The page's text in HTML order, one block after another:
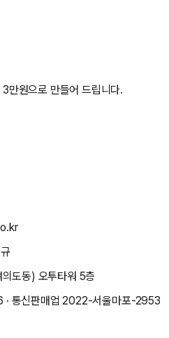
만원으로 만들어 드립니다.
도동) 오투타워 5층
· 통신판매업2022-서울마포-2953